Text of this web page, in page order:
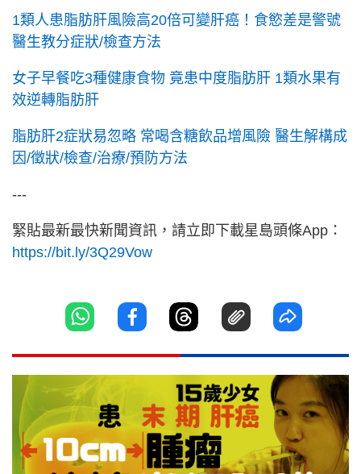
1類人患脂肪肝風險高20倍可變肝癌！食慾差是警號
醫生教分症狀/檢查方法
女子早餐吃3種健康食物 竟患中度脂肪肝 1類水果有
效逆轉脂肪肝
脂肪肝2症狀易忽略 常喝含糖飲品增風險 醫生解構成
因/徵狀/檢查/治療/預防方法
---
緊貼最新最快新聞資訊，請立即下載星島頭條App：
https://bit.ly/3Q29Vow